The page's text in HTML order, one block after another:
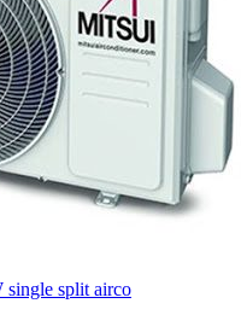
split airco